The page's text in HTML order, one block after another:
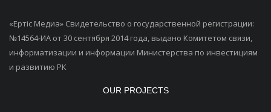
«Ертiс Медиа» Свидетельство о государственной регистрации:
№14564-ИА от 30 сентября 2014 года, выдано Комитетом связи,
информатизации и информации Министерства по инвестициям
и развитию РК
OUR PROJECTS